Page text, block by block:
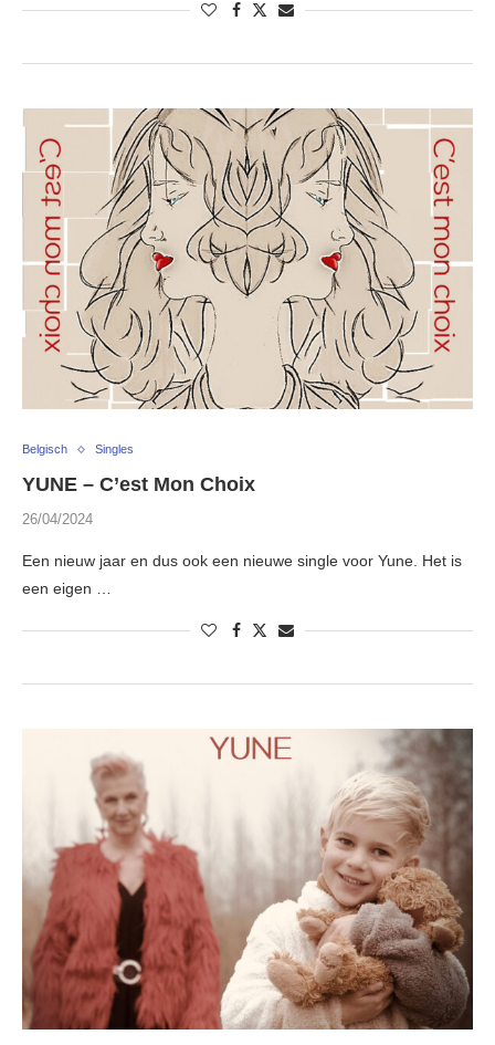
Belgisch Singles
YUNE – C’est Mon Choix
26/04/2024
Een nieuw jaar en dus ook een nieuwe single voor Yune. Het is
een eigen …